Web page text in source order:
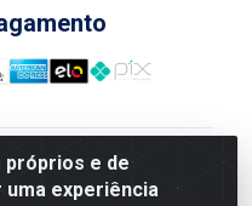
e de
experiência
de Construção LTDA
Da Penha, Rio de